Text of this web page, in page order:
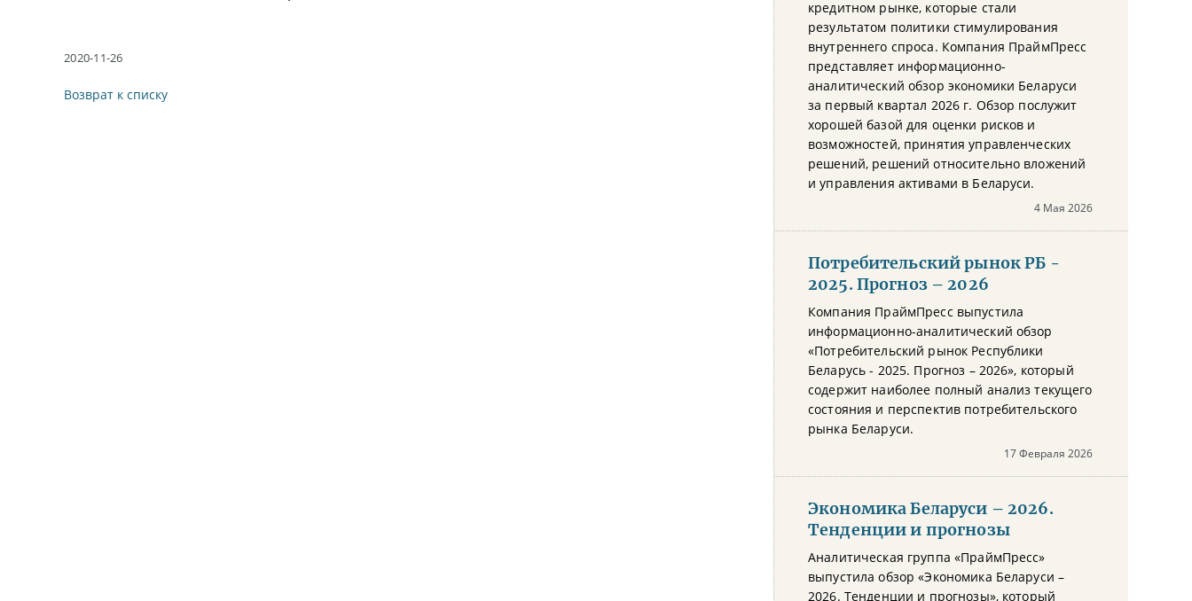
2020-11-26
Возврат к списку
кредитном рынке, которые стали
результатом политики стимулирования
внутреннего спроса. Компания ПраймПресс
представляет информационно-
аналитический обзор экономики Беларуси
за первый квартал 2026 г. Обзор послужит
хорошей базой для оценки рисков и
возможностей, принятия управленческих
решений, решений относительно вложений
и управления активами в Беларуси.
4 Мая 2026
Потребительский рынок РБ -
2025. Прогноз – 2026
Компания ПраймПресс выпустила
информационно-аналитический обзор
«Потребительский рынок Республики
Беларусь - 2025. Прогноз – 2026», который
содержит наиболее полный анализ текущего
состояния и перспектив потребительского
рынка Беларуси.
17 Февраля 2026
Экономика Беларуси – 2026.
Тенденции и прогнозы
Аналитическая группа «ПраймПресс»
выпустила обзор «Экономика Беларуси –
2026. Тенденции и прогнозы», который